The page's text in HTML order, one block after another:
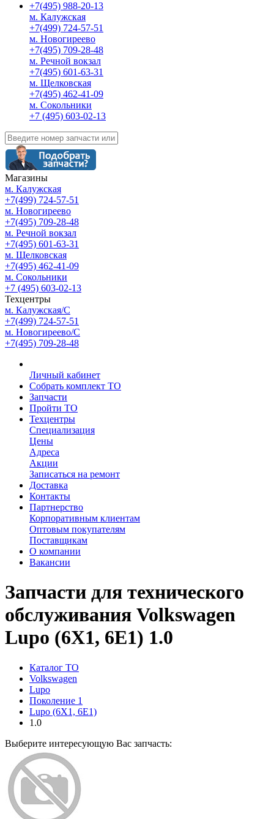
+7(495) 988-20-13
м. Калужская
+7(499) 724-57-51
м. Новогиреево
+7(495) 709-28-48
м. Речной вокзал
+7(495) 601-63-31
м. Щелковская
+7(495) 462-41-09
м. Сокольники
+7 (495) 603-02-13
Магазины
м. Калужская
+7(499) 724-57-51
м. Новогиреево
+7(495) 709-28-48
м. Речной вокзал
+7(495) 601-63-31
м. Щелковская
+7(495) 462-41-09
м. Сокольники
+7 (495) 603-02-13
Техцентры
м. Калужская/С
+7(499) 724-57-51
м. Новогиреево/С
+7(495) 709-28-48
Личный кабинет
Собрать комплект ТО
Запчасти
Пройти ТО
Техцентры
Специализация
Цены
Адреса
Акции
Записаться на ремонт
Доставка
Контакты
Партнерство
Корпоративным клиентам
Оптовым покупателям
Поставщикам
О компании
Вакансии
Запчасти для технического
обслуживания Volkswagen
Lupo (6X1, 6E1) 1.0
Каталог ТО
Volkswagen
Lupo
Поколение 1
Lupo (6X1, 6E1)
1.0
Выберите интересующую Вас запчасть: